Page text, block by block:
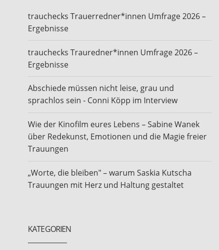
trauchecks Trauerredner*innen Umfrage 2026 –
Ergebnisse
trauchecks Trauredner*innen Umfrage 2026 –
Ergebnisse
Abschiede müssen nicht leise, grau und
sprachlos sein - Conni Köpp im Interview
Wie der Kinofilm eures Lebens – Sabine Wanek
über Redekunst, Emotionen und die Magie freier
Trauungen
„Worte, die bleiben" – warum Saskia Kutscha
Trauungen mit Herz und Haltung gestaltet
KATEGORIEN